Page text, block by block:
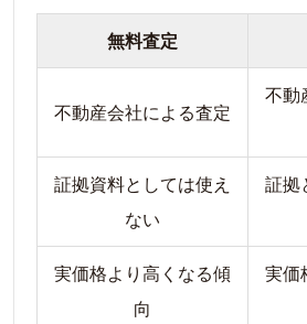
無料査定
不動産会社による査定
不動
証拠資料としては使え
ない
証拠
実価格より高くなる傾
向
実価